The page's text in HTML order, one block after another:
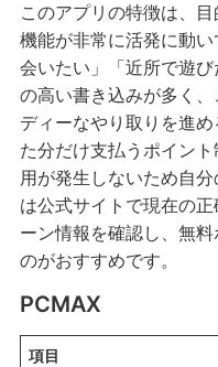
このアプリの特徴は、
機能が非常に活発に動
会いたい」「近所で遊
の高い書き込みが多く
ディーなやり取りを進
た分だけ支払うポイン
用が発生しないため自
は公式サイトで現在の
ーン情報を確認し、無
のがおすすめです。
PCMAX
項目